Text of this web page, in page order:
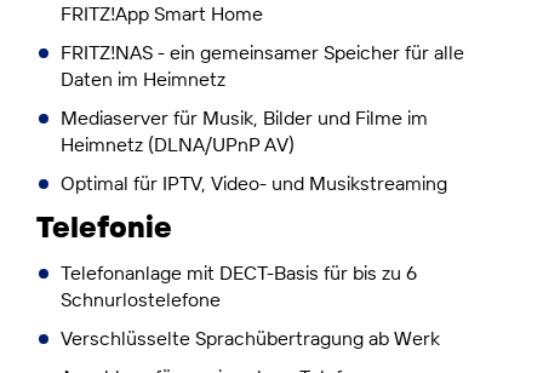
FRITZ!App Smart Home
FRITZ!NAS - ein gemeinsamer Speicher für alle
Daten im Heimnetz
Mediaserver für Musik, Bilder und Filme im
Heimnetz (DLNA/UPnP AV)
Optimal für IPTV, Video- und Musikstreaming
Telefonie
Telefonanlage mit DECT-Basis für bis zu 6
Schnurlostelefone
Verschlüsselte Sprachübertragung ab Werk